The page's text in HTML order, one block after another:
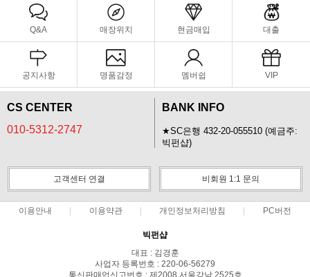
Q&A 매장위치 현금매입 대출
공지사항 명품감정 멤버쉽 VIP
CS CENTER
010-5312-2747
BANK INFO
★SC은행 432-20-055510 (예금주:
빅펀샵)
고객센터 연결 비회원 1:1 문의
이용안내 이용약관 개인정보처리방침 PC버전
빅펀샵
대표 : 김경훈
사업자 등록번호 : 220-06-56279
통신판매업신고번호 : 제2008 서울강남 2525호